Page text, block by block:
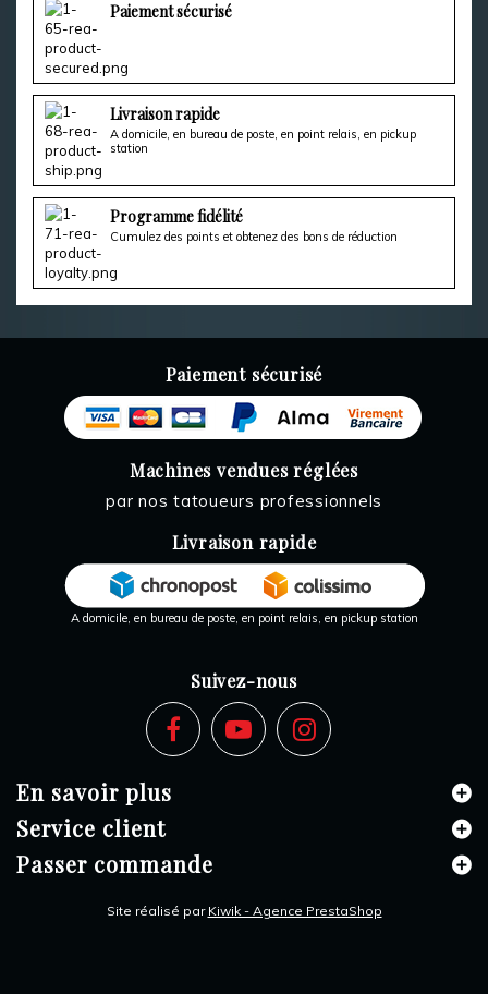
Paiement sécurisé
Livraison rapide
A domicile, en bureau de poste, en point relais, en pickup
station
Programme fidélité
Cumulez des points et obtenez des bons de réduction
Paiement sécurisé
Machines vendues réglées
par nos tatoueurs professionnels
Livraison rapide
A domicile, en bureau de poste, en point relais, en pickup station
Suivez-nous
En savoir plus
Service client
Passer commande
Site réalisé par Kiwik - Agence PrestaShop